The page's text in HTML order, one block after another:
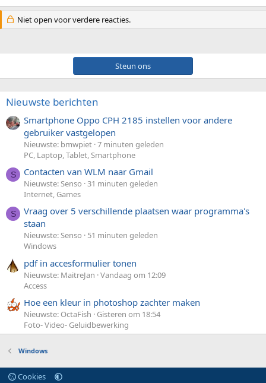
Niet open voor verdere reacties.
Steun ons
Nieuwste berichten
Smartphone Oppo CPH 2185 instellen voor andere
gebruiker vastgelopen
Nieuwste: bmwpiet 7 minuten geleden
PC, Laptop, Tablet, Smartphone
S Contacten van WLM naar Gmail
Nieuwste: Senso 31 minuten geleden
Internet, Games
S
Vraag over 5 verschillende plaatsen waar programma's
staan
Nieuwste: Senso
51 minuten geleden
Windows
pdf in accesformulier tonen
Nieuwste: MaitreJan Vandaag om 12:09
Access
Hoe een kleur in photoshop zachter maken
Nieuwste: OctaFish
Gisteren om 18:54
Foto- Video- Geluidbewerking
Windows
Cookies